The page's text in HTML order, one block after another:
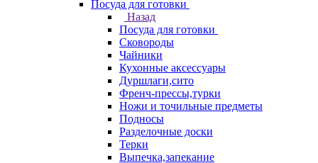
Посуда для готовки
Назад
Посуда для готовки
Сковороды
Чайники
Кухонные аксессуары
Дуршлаги,сито
Френч-прессы,турки
Ножи и точильные предметы
Подносы
Разделочные доски
Терки
Выпечка,запекание